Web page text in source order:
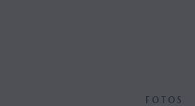
FOTOS